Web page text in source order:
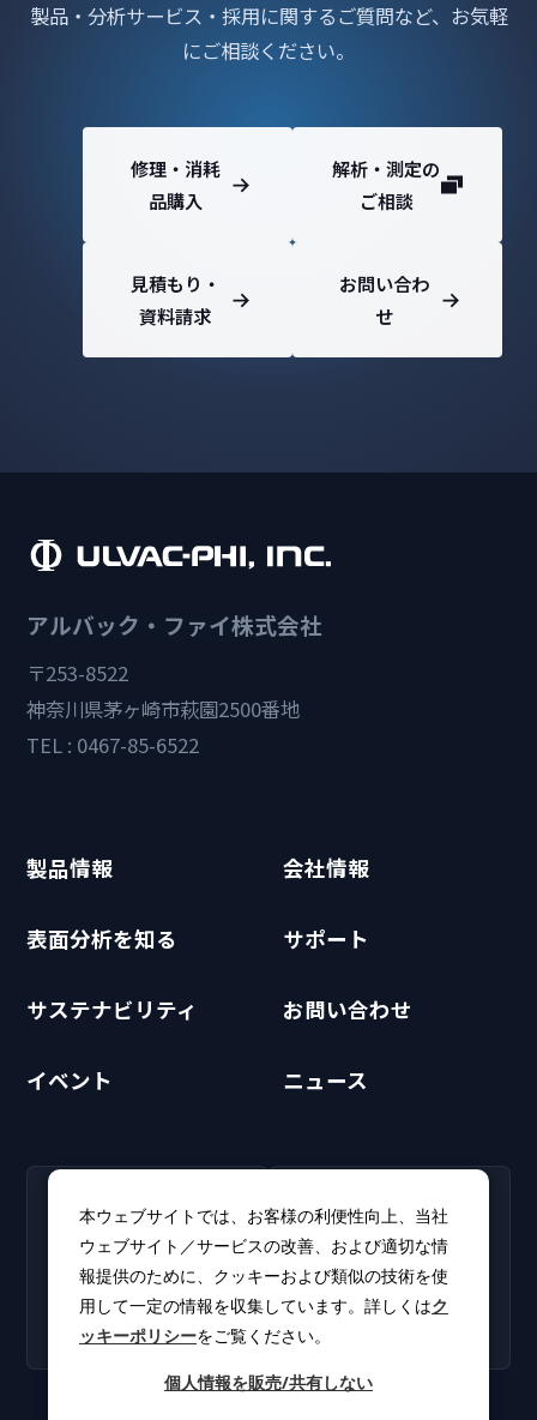
製品・分析サービス・採用に関するご質問など、お気軽
にご相談ください。
修理・消耗
品購入
解析・測定の
ご相談
見積もり・
資料請求
お問い合わ
せ
アルバック・ファイ株式会社
〒253-8522
神奈川県茅ヶ崎市萩園2500番地
TEL : 0467-85-6522
製品情報 会社情報
表面分析を知る サポート
サステナビリティ お問い合わせ
イベント ニュース
採用情報
新卒・キャリア採用情報を
掲載しています。
CLUB PHI（会員専
用）
ソフトウェアアップデート
やカタログをダウンロー
ド。
本ウェブサイトでは、お客様の利便性向上、当社
ウェブサイト／サービスの改善、および適切な情
報提供のために、クッキーおよび類似の技術を使
用して一定の情報を収集しています。詳しくはク
ッキーポリシーをご覧ください。
個人情報を販売/共有しない